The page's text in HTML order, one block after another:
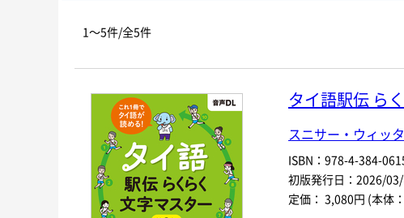
キーワード
シリーズ レベル
1～5件/全5件
タイ語駅伝 ら
スニサー・ウィッ
ISBN：978-4-384-
初版発行日：2026/
定価： 3,080円 (本体